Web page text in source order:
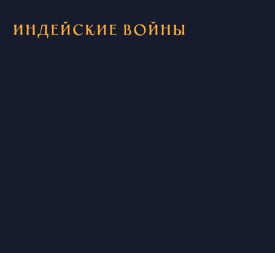
Индейские войны